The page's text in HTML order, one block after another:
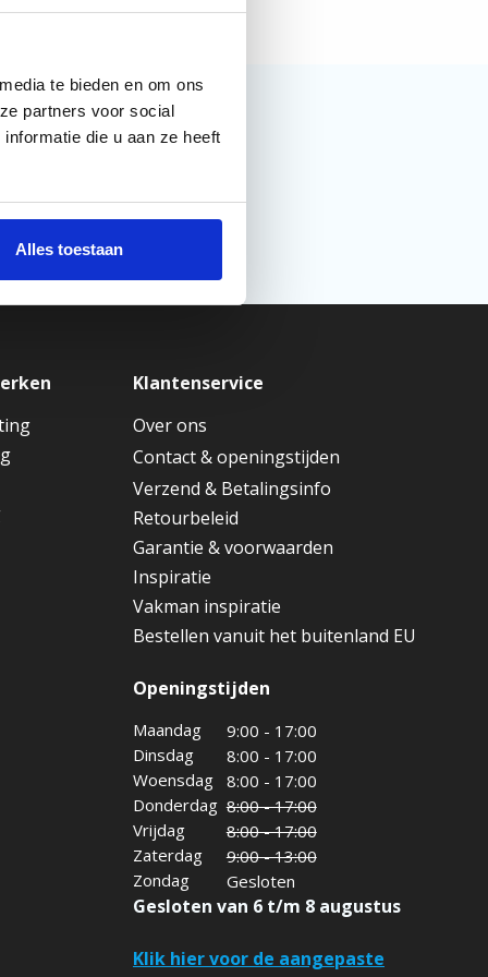
te bieden en om ons
partners voor social
die u aan ze heeft
Alles toestaan
Klantenservice
Over ons
Contact & openingstijden
Verzend & Betalingsinfo
Retourbeleid
Garantie & voorwaarden
Inspiratie
Vakman inspiratie
Bestellen vanuit het buitenland EU
Openingstijden
Maandag
9:00 - 17:00
Dinsdag
8:00 - 17:00
Woensdag
8:00 - 17:00
Donderdag 8:00 - 17:00
Vrijdag
8:00 - 17:00
Zaterdag
9:00 - 13:00
Zondag
Gesloten
Gesloten van 6 t/m 8 augustus
Klik hier voor de aangepaste